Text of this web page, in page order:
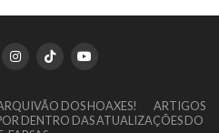
DOS HOAXES!
ARTIGOS
DENTRO DAS ATUALIZAÇÕES DO